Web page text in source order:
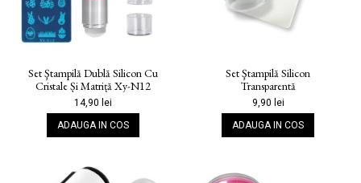
Set Ştampilă Dublă Silicon Cu
Cristale Și Matriță Xy-N12
14,90 lei
ADAUGA IN COS
Set Ştampilă Silicon
Transparentă
9,90 lei
ADAUGA IN COS